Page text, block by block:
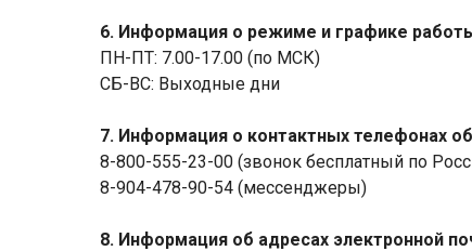
6. Информация о режиме и графике
ПН-ПТ: 7.00-17.00 (по МСК)
СБ-ВС: Выходные дни
7. Информация о контактных телефонах
8-800-555-23-00 (звонок бесплатный по
8-904-478-90-54 (мессенджеры)
8. Информация об адресах электронной